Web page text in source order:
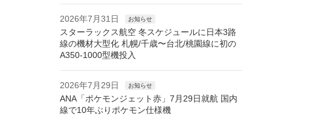
2026年7月31日 お知らせ
スターラックス航空 冬スケジュールに日本3路
線の機材大型化 札幌/千歳〜台北/桃園線に初の
A350-1000型機投入
2026年7月29日 お知らせ
ANA「ポケモンジェット赤」7月29日就航 国内
線で10年ぶりポケモン仕様機